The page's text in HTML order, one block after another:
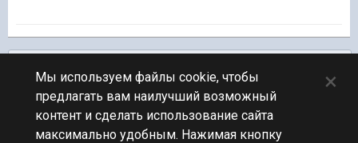
ПЕРЕЙТИ К СПИСКУ ТЕМ
Обсуждение Мира Кораблей
Мы используем файлы cookie, чтобы
предлагать вам наилучший возможный
контент и сделать использование сайта
максимально удобным. Нажимая кнопку
×